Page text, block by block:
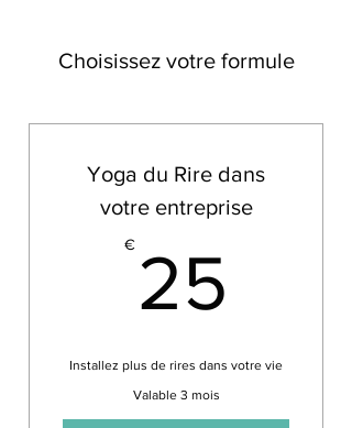
Choisissez votre formule
Yoga du Rire dans
votre entreprise
€ 25
Installez plus de rires dans votre vie
Valable 3 mois